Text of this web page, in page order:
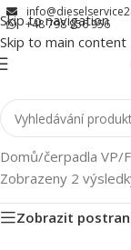
Skip to navigation
Skip to main content
+48 798 956 956
Domů/čerpadla VP/
Zobrazeny 2
Zobrazit